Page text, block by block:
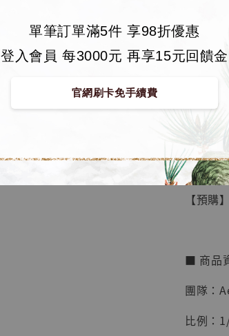
單筆訂單滿5件 享98折優惠
登入會員 每3000元 再享15元回饋金
官網刷卡免手續費
🏝【無
【預
■ 商品
團隊：
比例：